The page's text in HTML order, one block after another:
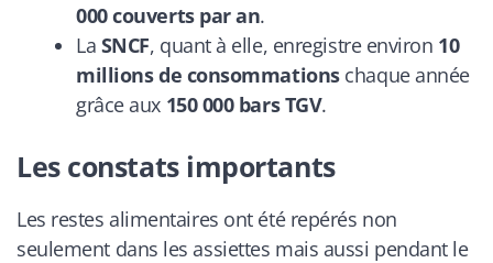
000 couverts par an.
La SNCF, quant à elle, enregistre environ 10
millions de consommationschaque année
grâce aux 150 000 bars TGV.
Les constats importants
Les restes alimentaires ont été repérés non
seulement dans les assiettes mais aussi pendant le